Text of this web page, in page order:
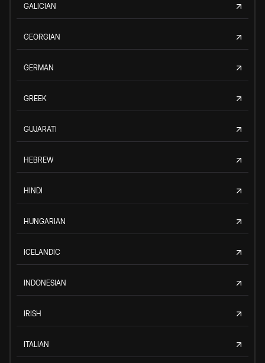
GALICIAN
GEORGIAN
GERMAN
GREEK
GUJARATI
HEBREW
HINDI
HUNGARIAN
ICELANDIC
INDONESIAN
IRISH
ITALIAN